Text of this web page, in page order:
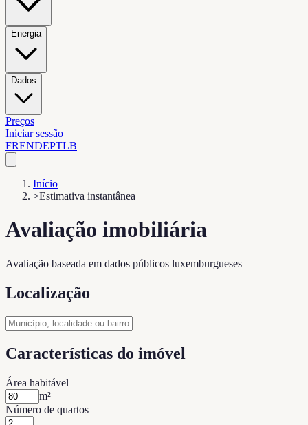
Energia
Dados
Preços
Iniciar sessão
FRENDEPTLB
Início
>Estimativa instantânea
Avaliação imobiliária
Avaliação baseada em dados públicos luxemburgueses
Localização
Características do imóvel
Área habitável
m²
Número de quartos